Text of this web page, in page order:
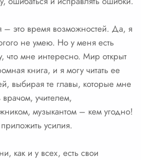
– это время возможностей. Да, я
не умею. Но у меня есть
что мне интересно. Мир открыт
книга, и я могу читать ее
выбирая те главы, которые мне
учителем,
музыкантом – кем угодно!
усилия.
как и у всех, есть свои